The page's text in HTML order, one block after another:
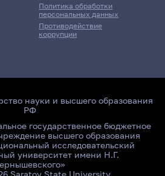
Политика обработки
персональных данных
Противодействие
коррупции
науки и высшего образования
РФ
государственное бюджетное
высшего образования
исследовательский
университет имени Н.Г.